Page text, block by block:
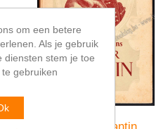
om een betere
Als je gebruik
diensten stem je toe
gebruiken